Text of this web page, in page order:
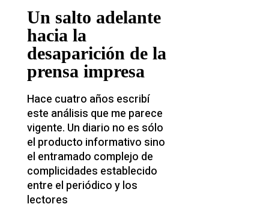
Un salto adelante
hacia la
desaparición de la
prensa impresa
Hace cuatro años escribí
este análisis que me parece
vigente. Un diario no es sólo
el producto informativo sino
el entramado complejo de
complicidades establecido
entre el periódico y los
lectores